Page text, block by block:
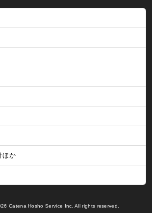
ほか
Catena Hosho Service Inc. All rights reserved.